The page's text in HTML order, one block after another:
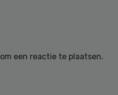
om een reactie te plaatsen.